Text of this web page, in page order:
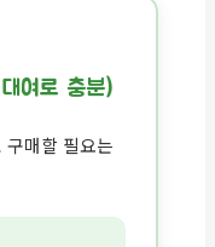
여로 충분)
매할 필요는